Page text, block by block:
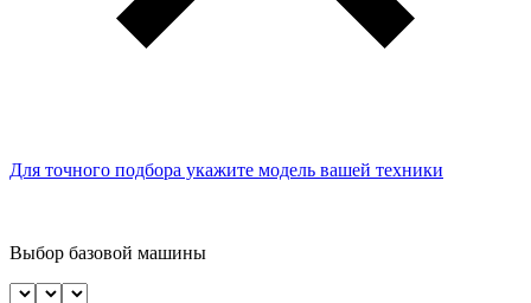
Для точного подбора укажите модель вашей техники
Выбор базовой машины